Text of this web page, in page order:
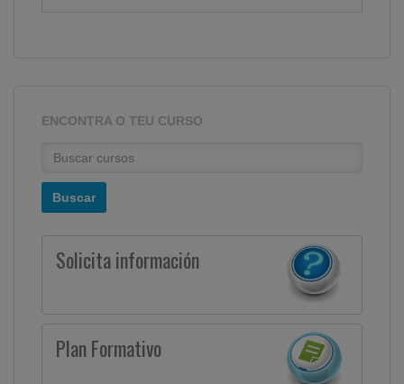
ENCONTRA O TEU CURSO
Solicita información
Plan Formativo